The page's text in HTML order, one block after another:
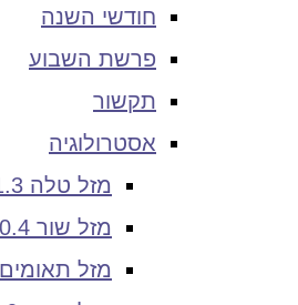
חודשי השנה
פרשת השבוע
תקשור
אסטרולוגיה
מזל טלה 21.3- 19.4
מזל שור 20.4 – 21.5
מזל תאומים 21.5 – 21.6